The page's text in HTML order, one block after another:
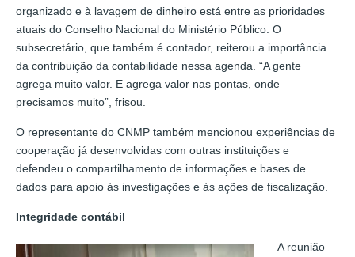
organizado e à lavagem de dinheiro está entre as prioridades
atuais do Conselho Nacional do Ministério Público. O
subsecretário, que também é contador, reiterou a importância
da contribuição da contabilidade nessa agenda. “A gente
agrega muito valor. E agrega valor nas pontas, onde
precisamos muito”, frisou.
O representante do CNMP também mencionou experiências de
cooperação já desenvolvidas com outras instituições e
defendeu o compartilhamento de informações e bases de
dados para apoio às investigações e às ações de fiscalização.
Integridade contábil
A reunião